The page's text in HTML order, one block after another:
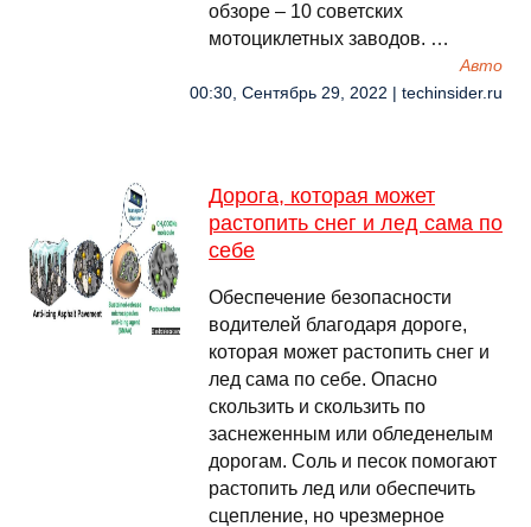
обзоре – 10 советских
мотоциклетных заводов. …
Авто
00:30, Сентябрь 29, 2022 | techinsider.ru
Дорога, которая может
растопить снег и лед сама по
себе
Обеспечение безопасности
водителей благодаря дороге,
которая может растопить снег и
лед сама по себе. Опасно
скользить и скользить по
заснеженным или обледенелым
дорогам. Соль и песок помогают
растопить лед или обеспечить
сцепление, но чрезмерное